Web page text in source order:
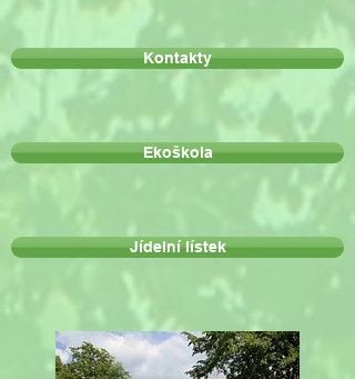
Kontakty
Ekoškola
Jídelní lístek